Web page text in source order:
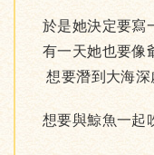
於是她決定要寫
有一天她也要像
想要潛到大海
想要與鯨魚一起